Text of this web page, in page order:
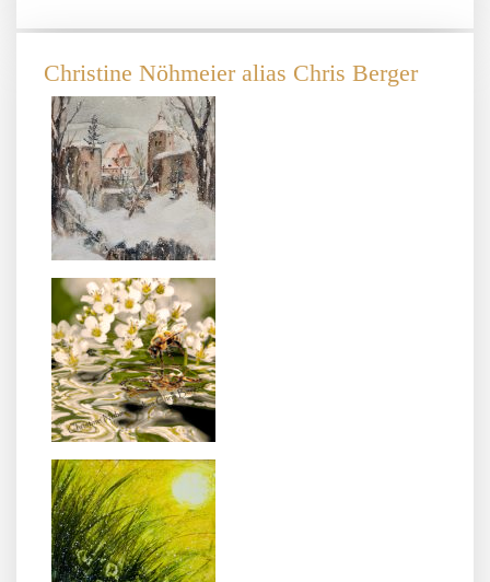
Christine Nöhmeier alias Chris Berger